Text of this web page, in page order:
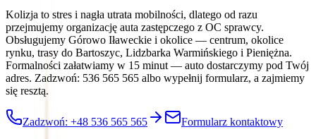
Kolizja to stres i nagła utrata mobilności, dlatego od razu
przejmujemy organizację auta zastępczego z OC sprawcy.
Obsługujemy Górowo Iławeckie i okolice — centrum, okolice
rynku, trasy do Bartoszyc, Lidzbarka Warmińskiego i Pieniężna.
Formalności załatwiamy w 15 minut — auto dostarczymy pod Twój
adres. Zadzwoń: 536 565 565 albo wypełnij formularz, a zajmiemy
się resztą.
Zadzwoń: +48 536 565 565 Formularz kontaktowy